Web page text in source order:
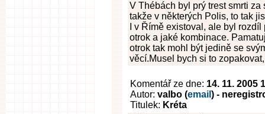
V Thébách byl prý trest smrti
takže v některých Polis, to tak
I v Římě existoval, ale byl
otrok a jaké kombinace.
otrok tak mohl být jedině se
věcí.Musel bych si to
Komentář ze dne: 14. 11. 2005
Autor: valbo (email ) -
Titulek: Kréta